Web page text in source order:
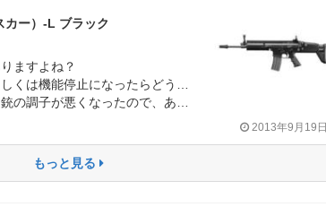
カー）-L ブラック
ますよね？
機能停止になったらどうしますか？
。（分解したら、動かなくなったのです）3日後、4200円で直り、意気揚々とゲームに参加しました。
2013年9月19日
もっと見る